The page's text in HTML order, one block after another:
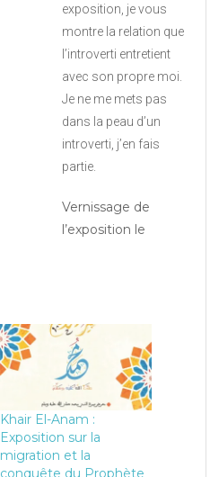
exposition, je vous
montre la relation que
l’introverti entretient
avec son propre moi.
Je ne me mets pas
dans la peau d’un
introverti, j’en fais
partie.
Vernissage de
l’exposition le
Khair El-Anam :
Exposition sur la
migration et la
conquête du Prophète